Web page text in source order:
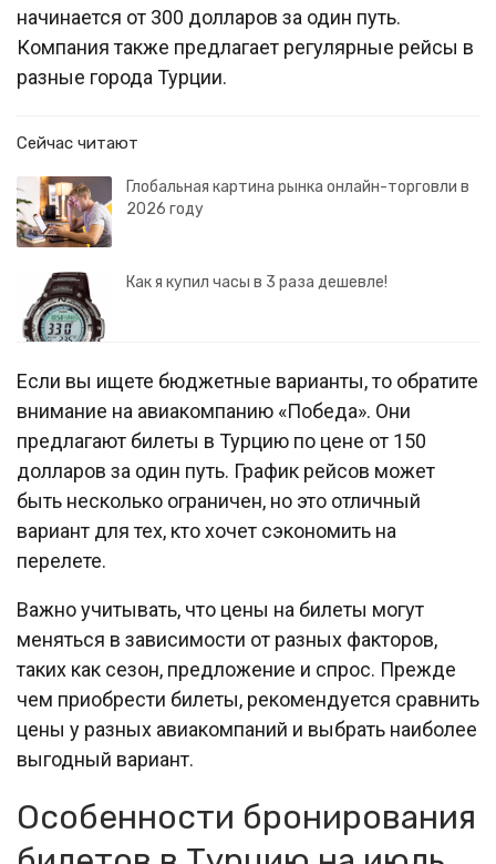
начинается от 300 долларов за один путь.
Компания также предлагает регулярные рейсы в
разные города Турции.
Сейчас читают
Глобальная картина рынка онлайн-торговли в
2026 году
Как я купил часы в 3 раза дешевле!
Если вы ищете бюджетные варианты, то обратите
внимание на авиакомпанию «Победа». Они
предлагают билеты в Турцию по цене от 150
долларов за один путь. График рейсов может
быть несколько ограничен, но это отличный
вариант для тех, кто хочет сэкономить на
перелете.
Важно учитывать, что цены на билеты могут
меняться в зависимости от разных факторов,
таких как сезон, предложение и спрос. Прежде
чем приобрести билеты, рекомендуется сравнить
цены у разных авиакомпаний и выбрать наиболее
выгодный вариант.
Особенности бронирования